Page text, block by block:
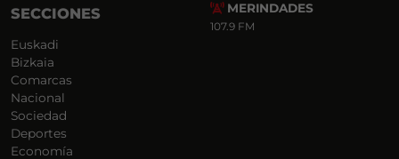
SECCIONES
Euskadi
Bizkaia
Comarcas
Nacional
Sociedad
Deportes
Economía
MERINDADES
107.9 FM